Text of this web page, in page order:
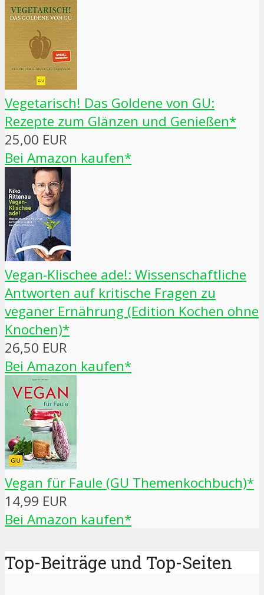
Vegetarisch! Das Goldene von GU:
Rezepte zum Glänzen und Genießen*
25,00 EUR
Bei Amazon kaufen*
Vegan-Klischee ade!: Wissenschaftliche
Antworten auf kritische Fragen zu
veganer Ernährung (Edition Kochen ohne
Knochen)*
26,50 EUR
Bei Amazon kaufen*
Vegan für Faule (GU Themenkochbuch)*
14,99 EUR
Bei Amazon kaufen*
Top-Beiträge und Top-Seiten